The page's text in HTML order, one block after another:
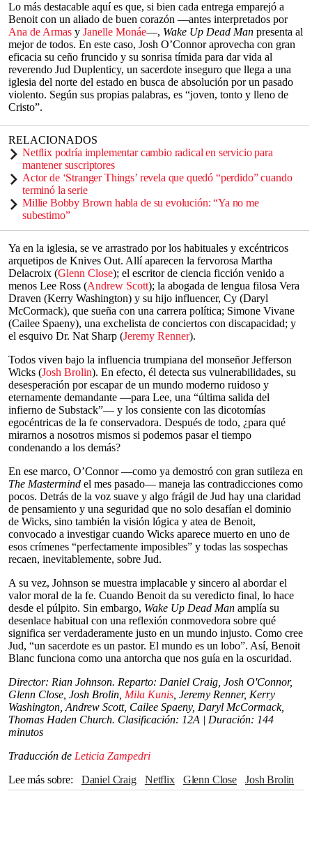
Lo más destacable aquí es que, si bien cada entrega emparejó a
Benoit con un aliado de buen corazón —antes interpretados por
Ana de Armas y Janelle Monáe—, Wake Up Dead Man presenta al
mejor de todos. En este caso, Josh O’Connor aprovecha con gran
eficacia su ceño fruncido y su sonrisa tímida para dar vida al
reverendo Jud Duplenticy, un sacerdote inseguro que llega a una
iglesia del norte del estado en busca de absolución por un pasado
violento. Según sus propias palabras, es “joven, tonto y lleno de
Cristo”.
RELACIONADOS
Netflix podría implementar cambio radical en servicio para
mantener suscriptores
Actor de ‘Stranger Things’ revela que quedó “perdido” cuando
terminó la serie
Millie Bobby Brown habla de su evolución: “Ya no me
subestimo”
Ya en la iglesia, se ve arrastrado por los habituales y excéntricos
arquetipos de Knives Out. Allí aparecen la fervorosa Martha
Delacroix (Glenn Close); el escritor de ciencia ficción venido a
menos Lee Ross (Andrew Scott); la abogada de lengua filosa Vera
Draven (Kerry Washington) y su hijo influencer, Cy (Daryl
McCormack), que sueña con una carrera política; Simone Vivane
(Cailee Spaeny), una exchelista de conciertos con discapacidad; y
el esquivo Dr. Nat Sharp (Jeremy Renner).
Todos viven bajo la influencia trumpiana del monseñor Jefferson
Wicks (Josh Brolin). En efecto, él detecta sus vulnerabilidades, su
desesperación por escapar de un mundo moderno ruidoso y
eternamente demandante —para Lee, una “última salida del
infierno de Substack”— y los consiente con las dicotomías
egocéntricas de la fe conservadora. Después de todo, ¿para qué
mirarnos a nosotros mismos si podemos pasar el tiempo
condenando a los demás?
En ese marco, O’Connor —como ya demostró con gran sutileza en
The Mastermind el mes pasado— maneja las contradicciones como
pocos. Detrás de la voz suave y algo frágil de Jud hay una claridad
de pensamiento y una seguridad que no solo desafían el dominio
de Wicks, sino también la visión lógica y atea de Benoit,
convocado a investigar cuando Wicks aparece muerto en uno de
esos crímenes “perfectamente imposibles” y todas las sospechas
recaen, inevitablemente, sobre Jud.
A su vez, Johnson se muestra implacable y sincero al abordar el
valor moral de la fe. Cuando Benoit da su veredicto final, lo hace
desde el púlpito. Sin embargo, Wake Up Dead Man amplía su
desenlace habitual con una reflexión conmovedora sobre qué
significa ser verdaderamente justo en un mundo injusto. Como cree
Jud, “un sacerdote es un pastor. El mundo es un lobo”. Así, Benoit
Blanc funciona como una antorcha que nos guía en la oscuridad.
Director: Rian Johnson. Reparto: Daniel Craig, Josh O'Connor,
Glenn Close, Josh Brolin, Mila Kunis , Jeremy Renner, Kerry
Washington, Andrew Scott, Cailee Spaeny, Daryl McCormack,
Thomas Haden Church. Clasificación: 12A | Duración: 144
minutos
Traducción de Leticia Zampedri
Lee más sobre
Daniel Craig Netflix Glenn Close
Josh Brolin